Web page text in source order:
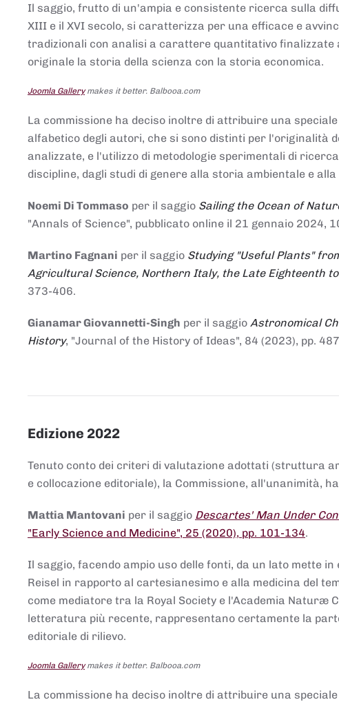
Il saggio, frutto di un'ampia e consistente ricerca sulla
XIII e il XVI secolo, si caratterizza per una efficace e
tradizionali con analisi a carattere quantitativo
originale la storia della scienza con la storia economica.
Joomla Gallerymakes it better. Balbooa.com
La commissione ha deciso inoltre di attribuire una
alfabetico degli autori, che si sono distinti per l'originalità
analizzate, e l'utilizzo di metodologie sperimentali di
discipline, dagli studi di genere alla storia ambientale e
Noemi Di Tommaso per il saggio Sailing the Ocean of
"Annals of Science", pubblicato online il 21 gennaio
Martino Fagnani per il saggio Studying "Useful Plants"
Agricultural Science, Northern Italy, the Late Eighteenth
373-406.
Gianamar Giovannetti-Singh per il saggio Astronomical
History, "Journal of the History of Ideas", 84 (2023), pp.
Edizione 2022
Tenuto conto dei criteri di valutazione adottati (struttura
e collocazione editoriale), la Commissione, all'unanimità,
Mattia Mantovani per il saggio Descartes' Man Under
"Early Science and Medicine", 25 (2020), pp. 101-134.
Il saggio, facendo ampio uso delle fonti, da un lato mette
Reisel in rapporto al cartesianesimo e alla medicina del
come mediatore tra la Royal Society e l'Academia
letteratura più recente, rappresentano certamente la
editoriale di rilievo.
Joomla Gallerymakes it better. Balbooa.com
La commissione ha deciso inoltre di attribuire una